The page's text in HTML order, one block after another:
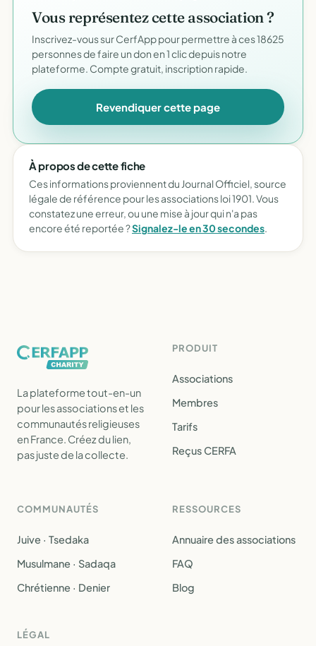
Vous représentez cette association ?
Inscrivez-vous sur CerfApp pour permettre à ces 18625
personnes de faire un don en 1 clic depuis notre
plateforme. Compte gratuit, inscription rapide.
Revendiquer cette page
À propos de cette fiche
Ces informations proviennent du Journal Officiel, source
légale de référence pour les associations loi 1901. Vous
constatez une erreur, ou une mise à jour qui n'a pas
encore été reportée ?Signalez-le en 30 secondes.
La plateforme tout-en-un
pour les associations et les
communautés religieuses
en France. Créez du lien,
pas juste de la collecte.
PRODUIT
Associations
Membres
Tarifs
Reçus CERFA
COMMUNAUTÉS
Juive · Tsedaka
Musulmane · Sadaqa
Chrétienne · Denier
RESSOURCES
Annuaire des associations
FAQ
Blog
LÉGAL